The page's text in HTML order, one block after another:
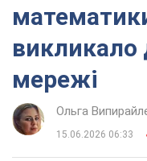
викликало
мережі
Ольга
15.06.2026 06:33